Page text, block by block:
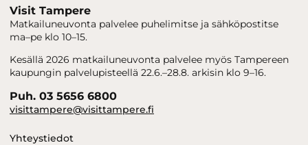
Visit Tampere
Matkailuneuvonta palvelee puhelimitse ja sähköpostitse
ma–pe klo 10–15.
Kesällä 2026 matkailuneuvonta palvelee myös Tampereen
kaupungin palvelupisteellä 22.6.–28.8. arkisin klo 9–16.
Puh. 03 5656 6800
visittampere@visittampere.fi
Yhteystiedot